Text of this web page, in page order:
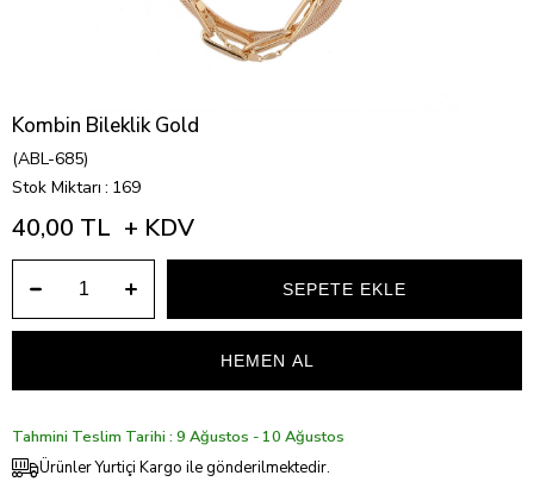
Kombin Bileklik Gold
(ABL-685)
Stok Miktarı : 169
40,00 TL + KDV
Tahmini Teslim Tarihi : 9 Ağustos - 10 Ağustos
Ürünler Yurtiçi Kargo ile gönderilmektedir.